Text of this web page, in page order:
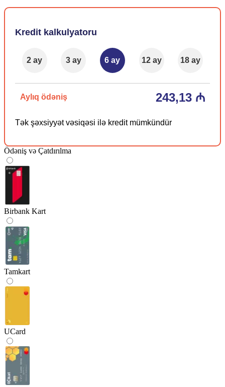
Kredit kalkulyatoru
2 ay 3 ay 6 ay 12 ay 18 ay
Aylıq ödəniş 243,13 ₼
Tək şəxsiyyət vəsiqəsi ilə kredit mümkündür
Ödəniş və Çatdırılma
Birbank Kart
Tamkart
UCard